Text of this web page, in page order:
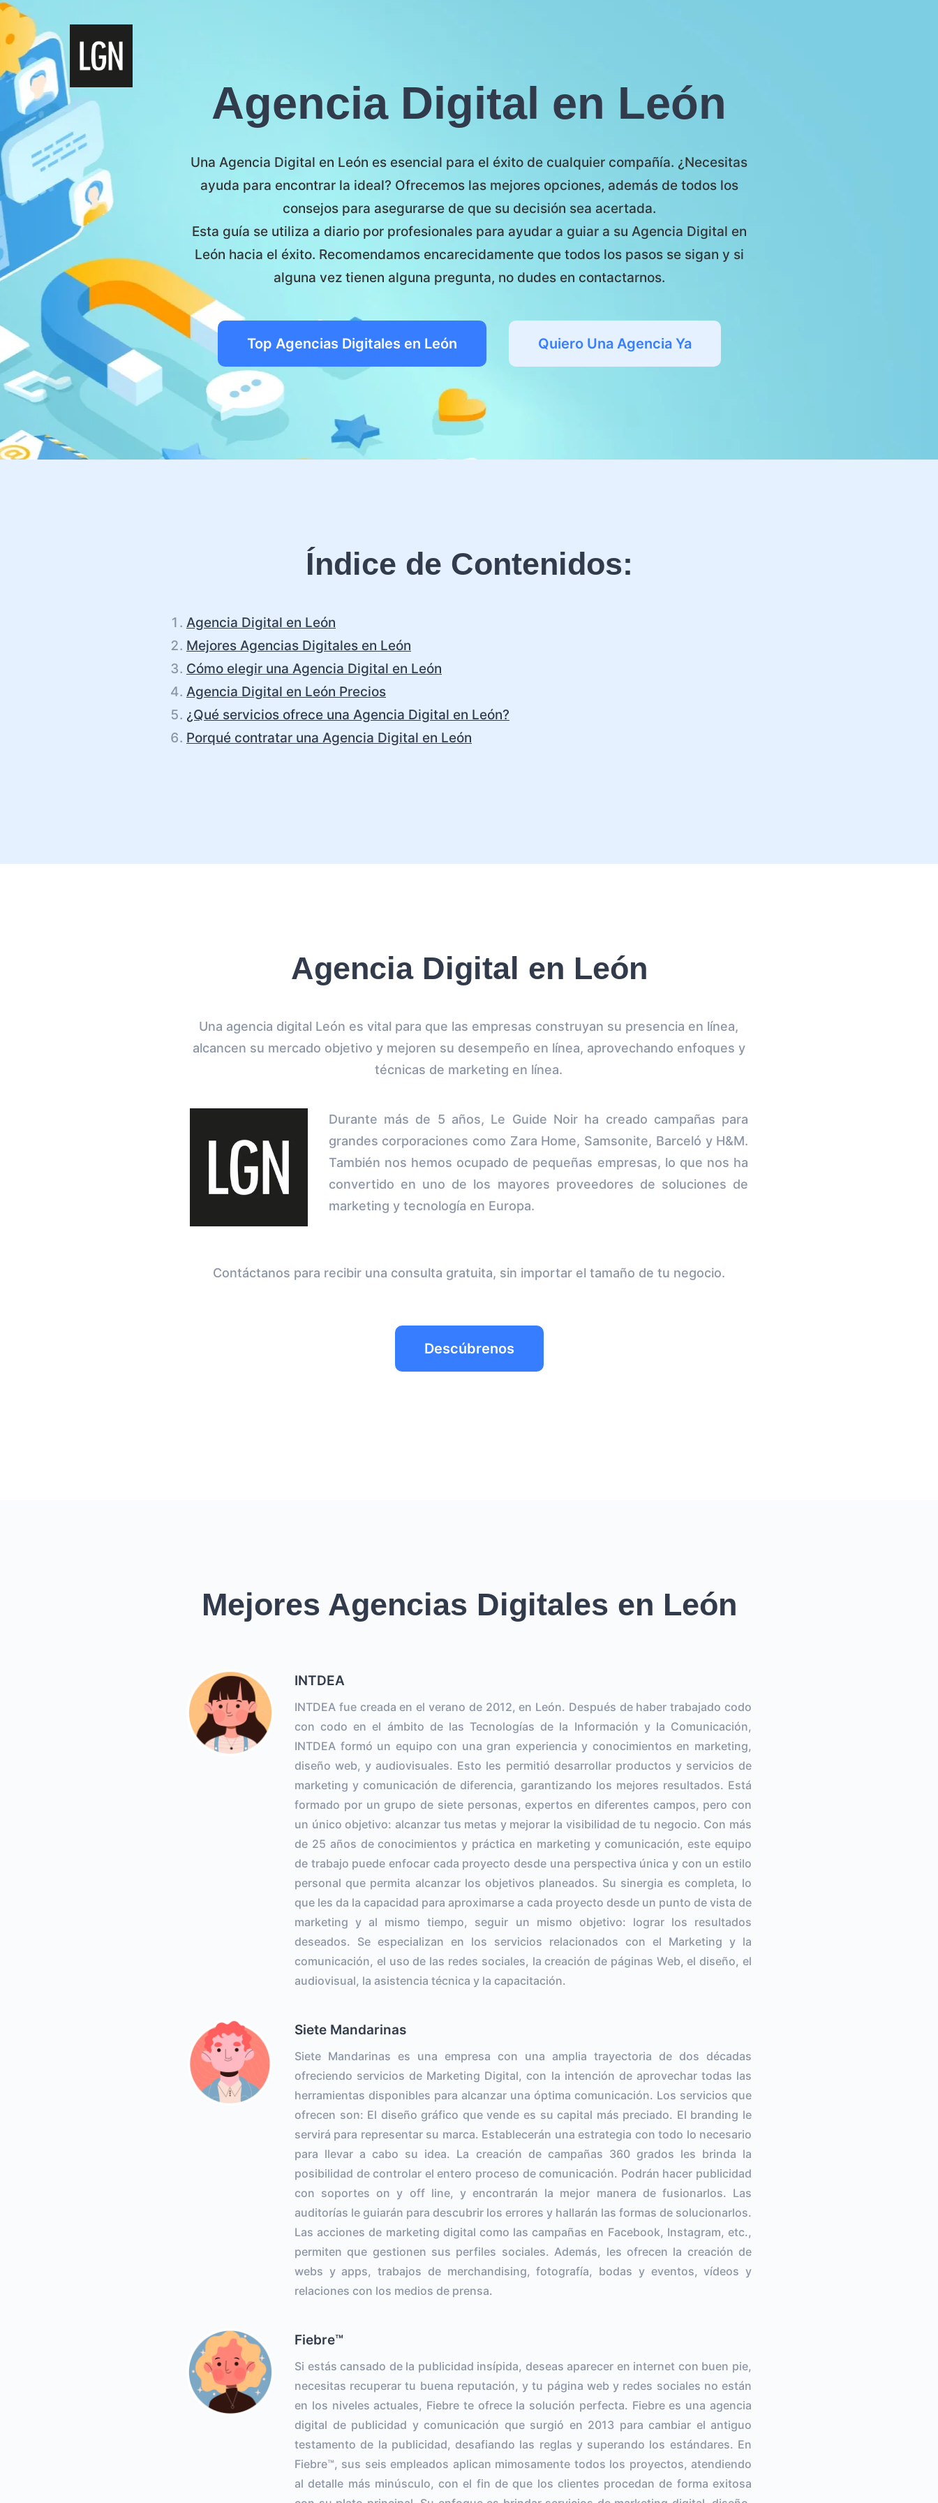
Agencia Digital en León
Una Agencia Digital en León es esencial para el éxito de cualquier compañía. ¿Necesitas
ayuda para encontrar la ideal? Ofrecemos las mejores opciones, además de todos los
consejos para asegurarse de que su decisión sea acertada.
Esta guía se utiliza a diario por profesionales para ayudar a guiar a su Agencia Digital en
León hacia el éxito. Recomendamos encarecidamente que todos los pasos se sigan y si
alguna vez tienen alguna pregunta, no dudes en contactarnos.
Top Agencias Digitales en León Quiero Una Agencia Ya
Índice de Contenidos:
Agencia Digital en León
Mejores Agencias Digitales en León
Cómo elegir una Agencia Digital en León
Agencia Digital en León Precios
¿Qué servicios ofrece una Agencia Digital en León?
Porqué contratar una Agencia Digital en León
Agencia Digital en León
Una agencia digital León es vital para que las empresas construyan su presencia en línea,
alcancen su mercado objetivo y mejoren su desempeño en línea, aprovechando enfoques y
técnicas de marketing en línea.
Durante más de 5 años, Le Guide Noir ha creado campañas para
grandes corporaciones como Zara Home, Samsonite, Barceló y H&M.
También nos hemos ocupado de pequeñas empresas, lo que nos ha
convertido en uno de los mayores proveedores de soluciones de
marketing y tecnología en Europa.
Contáctanos para recibir una consulta gratuita, sin importar el tamaño de tu negocio.
Descúbrenos
Mejores Agencias Digitales en León
INTDEA
INTDEA fue creada en el verano de 2012, en León. Después de haber trabajado codo
con codo en el ámbito de las Tecnologías de la Información y la Comunicación,
INTDEA formó un equipo con una gran experiencia y conocimientos en marketing,
diseño web, y audiovisuales. Esto les permitió desarrollar productos y servicios de
marketing y comunicación de diferencia, garantizando los mejores resultados. Está
formado por un grupo de siete personas, expertos en diferentes campos, pero con
un único objetivo: alcanzar tus metas y mejorar la visibilidad de tu negocio. Con más
de 25 años de conocimientos y práctica en marketing y comunicación, este equipo
de trabajo puede enfocar cada proyecto desde una perspectiva única y con un estilo
personal que permita alcanzar los objetivos planeados. Su sinergia es completa, lo
que les da la capacidad para aproximarse a cada proyecto desde un punto de vista de
marketing y al mismo tiempo, seguir un mismo objetivo: lograr los resultados
deseados. Se especializan en los servicios relacionados con el Marketing y la
comunicación, el uso de las redes sociales, la creación de páginas Web, el diseño, el
audiovisual, la asistencia técnica y la capacitación.
Siete Mandarinas
Siete Mandarinas es una empresa con una amplia trayectoria de dos décadas
ofreciendo servicios de Marketing Digital, con la intención de aprovechar todas las
herramientas disponibles para alcanzar una óptima comunicación. Los servicios que
ofrecen son: El diseño gráfico que vende es su capital más preciado. El branding le
servirá para representar su marca. Establecerán una estrategia con todo lo necesario
para llevar a cabo su idea. La creación de campañas 360 grados les brinda la
posibilidad de controlar el entero proceso de comunicación. Podrán hacer publicidad
con soportes on y off line, y encontrarán la mejor manera de fusionarlos. Las
auditorías le guiarán para descubrir los errores y hallarán las formas de solucionarlos.
Las acciones de marketing digital como las campañas en Facebook, Instagram, etc.,
permiten que gestionen sus perfiles sociales. Además, les ofrecen la creación de
webs y apps, trabajos de merchandising, fotografía, bodas y eventos, vídeos y
relaciones con los medios de prensa.
Fiebre™
Si estás cansado de la publicidad insípida, deseas aparecer en internet con buen pie,
necesitas recuperar tu buena reputación, y tu página web y redes sociales no están
en los niveles actuales, Fiebre te ofrece la solución perfecta. Fiebre es una agencia
digital de publicidad y comunicación que surgió en 2013 para cambiar el antiguo
testamento de la publicidad, desafiando las reglas y superando los estándares. En
Fiebre™, sus seis empleados aplican mimosamente todos los proyectos, atendiendo
al detalle más minúsculo, con el fin de que los clientes procedan de forma exitosa